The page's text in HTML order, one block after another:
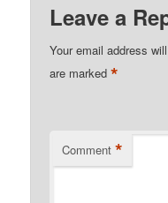
Leave a
Your email address
are marked*
Comment *